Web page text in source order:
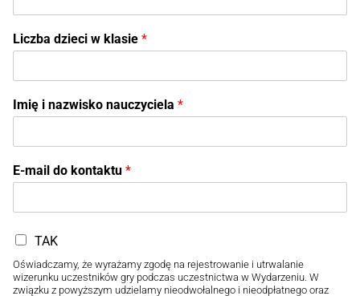
Liczba dzieci w klasie *
Imię i nazwisko nauczyciela *
E-mail do kontaktu *
TAK
Oświadczamy, że wyrażamy zgodę na rejestrowanie i utrwalanie
wizerunku uczestników gry podczas uczestnictwa w Wydarzeniu. W
związku z powyższym udzielamy nieodwołalnego i nieodpłatnego oraz